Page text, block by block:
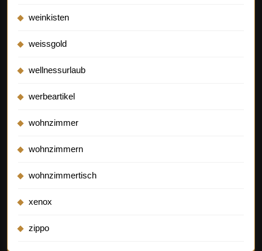
weinkisten
weissgold
wellnessurlaub
werbeartikel
wohnzimmer
wohnzimmern
wohnzimmertisch
xenox
zippo